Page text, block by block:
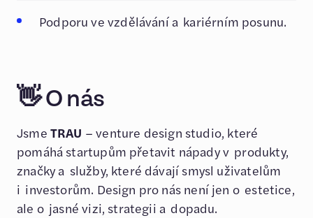
Podporu ve vzdělávání a kariérním posunu.
👋O nás
Jsme TRAU – venture design studio, které
pomáhá startupům přetavit nápady v produkty,
značky a služby, které dávají smysl uživatelům
i investorům. Design pro nás není jen o estetice,
ale o jasné vizi, strategii a dopadu.